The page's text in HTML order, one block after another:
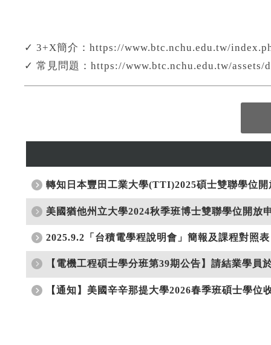
✓ 3+X簡介：https://www.btc.nchu.edu.tw/
✓ 常見問題：https://www.btc.nchu.edu.tw/assets/
轉知日本豐田工業大學(TTI)2025碩士雙聯學位
美國猶他州立大學2024秋季班博士雙聯學位開放
2025.9.2「台積電學程說明會」簡報及課程對照表
【電機工程碩士學分班第39期公告】請結業學
【通知】美國辛辛那提大學2026春季班碩士學